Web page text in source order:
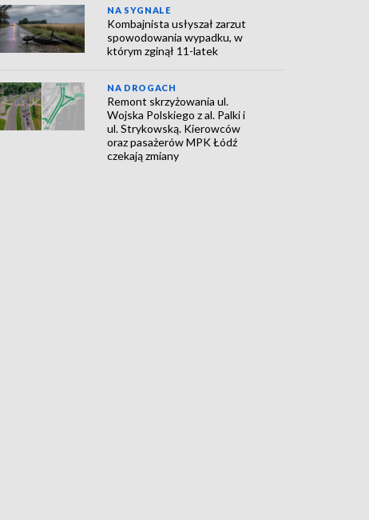
NA SYGNALE
Kombajnista usłyszał zarzut
spowodowania wypadku, w
którym zginął 11-latek
NA DROGACH
Remont skrzyżowania ul.
Wojska Polskiego z al. Palki i
ul. Strykowską. Kierowców
oraz pasażerów MPK Łódź
czekają zmiany